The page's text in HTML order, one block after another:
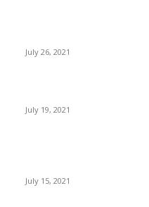
July 26, 2021
July 19, 2021
July 15, 2021